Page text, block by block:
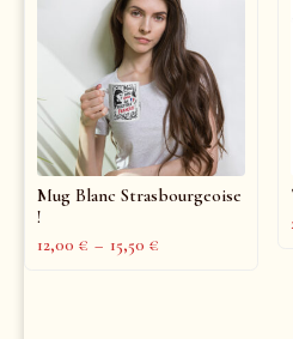
Mug Blanc Strasbourgeoise
!
12,00 € – 15,50 €